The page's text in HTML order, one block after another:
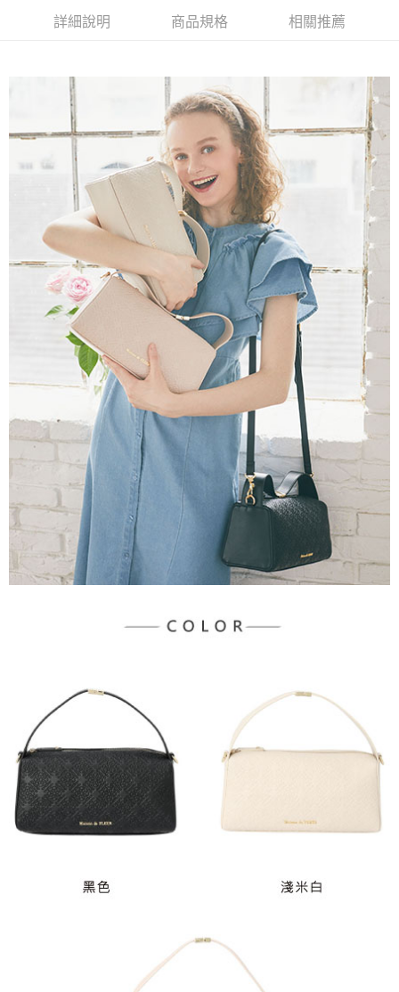
相關說明
【大哥付你分期使用說明】
流程，驗證手機門號後，選擇欲分期的期數、繳款截止日，確認付款後即完
3.實際核准額度、可分期數及費用金額請依後續交易確認頁面所載為準。
4.訂單成立30分鐘內，如未前往確認交易或遇審核未通過，訂單將自動取
消。如遇「轉專審核」未通過狀況，表示未達大哥付你分期系統評分，恕無
法說明評估內容。
【繳款方式說明】
1.分期款項不併入電信帳單，「大哥付你分期」於每月結算日後寄送繳費提
2.透過簡訊連結打開帳單後，可選擇「超商條碼／台灣大直營門市／銀行轉
帳／街口支付／iPASS MONEY」等通路繳費。
【注意事項】
1.本服務係由「台灣大哥大股份有限公司」（以下簡稱本公司）所提供，讓
用戶於交易時，得透過本服務購買商品或服務，並由商店將買賣／分期付款
買賣價金債權讓與本公司後，依約使用本公司帳單繳交帳款。
2.基於同意付款使用「大哥付你分期」之契約關係目的，商店將以您的個人
資料（包含姓名、電話或地址）提供予台灣大哥大進項蒐集、處理及利用，
由本公司與您本人進行分期帳單所需資料之確認、核對及更正。
3.完整用戶服務條款，請詳閱以下連結：https://oppay.tw/userRule
【關於「AFTEE先享後付」】
AFTEE先享後付是「在收到商品之後才付款」的支付方式。 讓您購物簡單
便利好安心！
１．簡單：不需註冊會員、不需綁卡、不需儲值。
２．便利：只要手機號碼，簡訊認證，即可結帳。
３．安心：先確認商品／服務後，再付款。
【「AFTEE先享後付」結帳流程】
１．於結帳方式選擇「AFTEE先享後付」後，將跳轉至「AFTEE先享後付」
結帳頁面，進行簡訊認證並確認金額後，即可完成結帳。
２．訂單成立數日內，您將收到繳費通知簡訊。
３．收到繳費通知簡訊後14天內，點擊此簡訊中的連結，可透過四大超商／
ATM／網路銀行／等多元方式進行付款，方視為交易完成。
※ 請注意：結帳手續完成當下不需立刻繳費，但若您需要取消訂單，請聯絡
購買商品的店家。未經商家同意取消之訂單仍視為有效，需透過AFTEE先享
後付繳納相關費用。
※ 交易是否成功請以「AFTEE先享後付 」之結帳頁面顯示為準，若有關於
是否繳費成功／繳費後需取消欲退款等相關疑問，請聯繫「AFTEE先享後付
客戶支援中心」
https://netprotections.freshdesk.com/support/home
１．透過由恩沛科技股份有限公司提供之「AFTEE先享後付」服務完成之交
易，需依本服務之必要範圍內提供個人資料，並將交易相關給付款項請求債
權轉讓予恩沛科技股份有限公司。
２．關於個人資料處理事宜，請瀏覽以下網址：
https://aftee.tw/terms/#terms3
３．未成年的使用者請事先徵得法定代理人或監護人之同意方可使用
「AFTEE先享後付」，若未經同意申辦者引起之損失，本公司不負相關責
任。
４．使用「AFTEE先享後付」時，將依據個別帳號之用戶狀況，依本公司即
時審查核予不同之上限額度；若仍有額度不足之情形，本公司將視審查結果
請求用戶進行身份認證。
運送方式
全家取貨付款
每筆NT$60，滿NT$388(含以上)免運費
全家純取貨
每筆NT$60，滿NT$388(含以上)免運費
萊爾富取貨付款
每筆NT$60，滿NT$888(含以上)免運費
萊爾富純取貨
每筆NT$60，滿NT$888(含以上)免運費
每筆NT$60，滿NT$888(含以上)免運費
7-11純取貨
每筆NT$60，滿NT$888(含以上)免運費
宅配
每筆NT$90，滿NT$888(含以上)免運費
詳細說明 商品規格 相關推薦